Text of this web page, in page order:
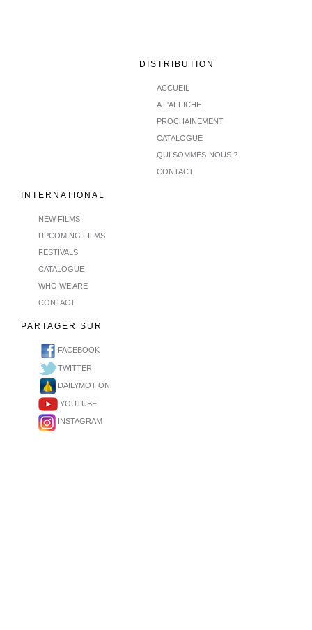
DISTRIBUTION
ACCUEIL
A L'AFFICHE
PROCHAINEMENT
CATALOGUE
QUI SOMMES-NOUS ?
CONTACT
INTERNATIONAL
NEW FILMS
UPCOMING FILMS
FESTIVALS
CATALOGUE
WHO WE ARE
CONTACT
PARTAGER SUR
FACEBOOK
TWITTER
DAILYMOTION
YOUTUBE
INSTAGRAM